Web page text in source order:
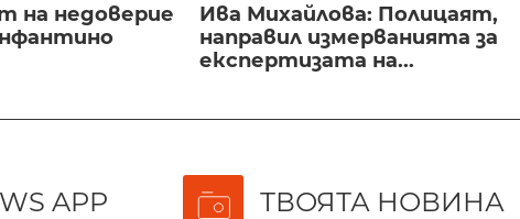
на недоверие
Ива Михайлова: Полицаят,
направил измерванията за
експертизата на...
APP ТВОЯТА НОВИНА